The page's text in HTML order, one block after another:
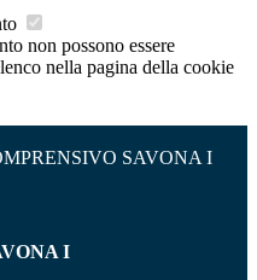
non possono essere
nella pagina della cookie
SAVONA I
I